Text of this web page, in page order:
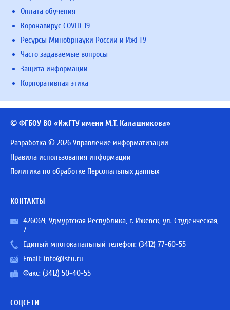
Оплата обучения
Коронавирус COVID-19
Ресурсы Минобрнауки России и ИжГТУ
Часто задаваемые вопросы
Защита информации
Корпоративная этика
© ФГБОУ ВО «ИжГТУ имени М.Т. Калашникова»
Разработка © 2026 Управление информатизации
Правила использования информации
Политика по обработке Персональных данных
КОНТАКТЫ
426069, Удмуртская Республика, г. Ижевск, ул. Студенческая,
7
Единый многоканальный телефон: (3412) 77-60-55
Email: info@istu.ru
Факс: (3412) 50-40-55
СОЦСЕТИ